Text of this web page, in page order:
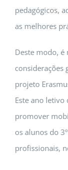
pedagógicos,
as melhores
Deste modo, é
considerações
projeto
Este ano
promover
os alunos do
profissionais,